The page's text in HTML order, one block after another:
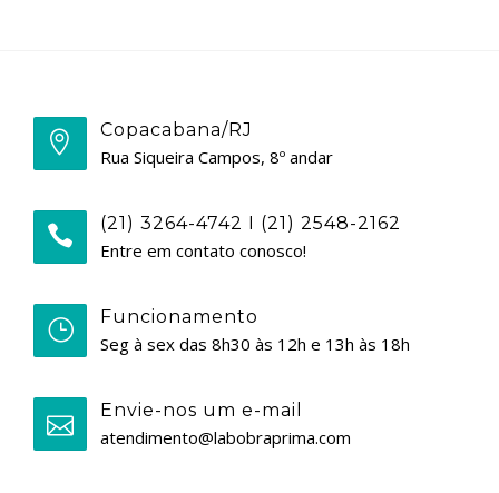
Copacabana/RJ
Rua Siqueira Campos, 8º andar
(21) 3264-4742 I (21) 2548-2162
Entre em contato conosco!
Funcionamento
Seg à sex das 8h30 às 12h e 13h às 18h
Envie-nos um e-mail
atendimento@labobraprima.com